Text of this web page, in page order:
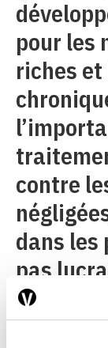
pour les
riches
contre
dans les
pas
être